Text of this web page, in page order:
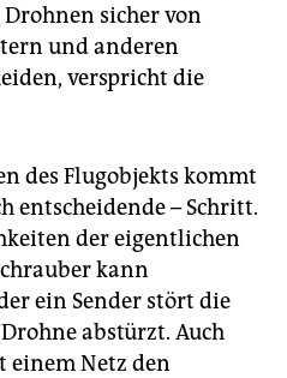
sicher von
und anderen
verspricht die
des Flugobjekts kommt
entscheidende – Schritt.
der eigentlichen
kann
ein Sender stört die
abstürzt. Auch
Netz den